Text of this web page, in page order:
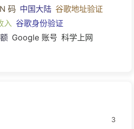
码 中国大陆 谷歌地址验证
入 谷歌身份验证
Google 账号 科学上网
3